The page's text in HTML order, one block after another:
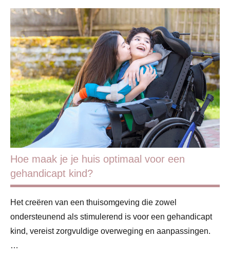
Blog
Gezondheid
Huis &
interieur
Hoe maak je je huis optimaal voor een
gehandicapt kind?
Het creëren van een thuisomgeving die zowel
ondersteunend als stimulerend is voor een gehandicapt
kind, vereist zorgvuldige overweging en aanpassingen.
…